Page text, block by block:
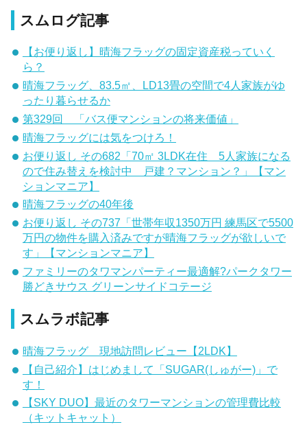
スムログ記事
【お便り返し】晴海フラッグの固定資産税っていく
ら？
晴海フラッグ、83.5㎡、LD13畳の空間で4人家族がゆ
ったり暮らせるか
第329回 「バス便マンションの将来価値」
晴海フラッグには気をつけろ！
お便り返し その682「70㎡ 3LDK在住 5人家族になる
ので住み替えを検討中 戸建？マンション？」【マン
ションマニア】
晴海フラッグの40年後
お便り返し その737「世帯年収1350万円 練馬区で5500
万円の物件を購入済みですが晴海フラッグが欲しいで
す」【マンションマニア】
ファミリーのタワマンパーティー最適解?パークタワー
勝どきサウス グリーンサイドコテージ
スムラボ記事
晴海フラッグ 現地訪問レビュー【2LDK】
【自己紹介】はじめまして「SUGAR(しゅがー)」で
す！
【SKY DUO】最近のタワーマンションの管理費比較
（キットキャット）